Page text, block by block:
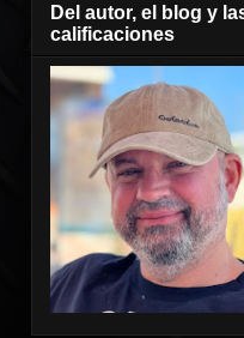
Del autor, el blog y
calificaciones